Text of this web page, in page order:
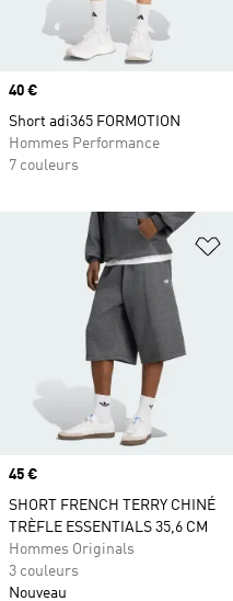
Prix
40 €
Short adi365 FORMOTION
Hommes Performance
7 couleurs
Prix
45 €
SHORT FRENCH TERRY CHINÉ
TRÈFLE ESSENTIALS 35,6 CM
Hommes Originals
3 couleurs
Nouveau